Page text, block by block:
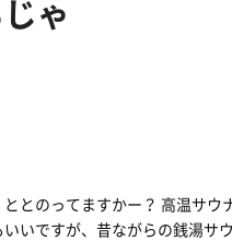
ゃ
とのってますかー？ 高温サ
いですが、昔ながらの銭湯サ